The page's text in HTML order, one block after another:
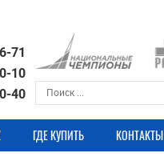
71
10
40
ГДЕ КУПИТЬ КОНТАКТЫ